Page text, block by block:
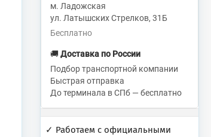
м. Ладожская
ул. Латышских Стрелков, 31Б
Бесплатно
🚚 Доставка по России
Подбор транспортной компании
Быстрая отправка
До терминала в СПб — бесплатно
✓ Работаем с официальными